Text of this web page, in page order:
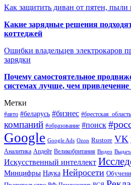
Как защитить диван от пятен,
Какие зарядные решения
коттеджей
Ошибки владельцев электрокаров
зарядки
Почему самостоятельное
системах лучше, чем привлечение
Метки
#авто #беларусь #бизнес #брестская_область
компаний #образование #поиск
Google Google Ads Ozon Rustore VK
Аналитика Апдейт Великобритания Видео
Искусственный интеллект
Минцифры Наука Нейросети